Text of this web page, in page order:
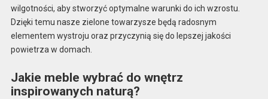
wilgotności, aby stworzyć optymalne warunki do ich wzrostu.
Dzięki temu nasze zielone towarzysze będą radosnym
elementem wystroju oraz przyczynią się do lepszej jakości
powietrza w domach.
Jakie meble wybrać do wnętrz
inspirowanych naturą?